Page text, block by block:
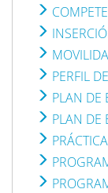
PERFIL
PLAN DE
PLAN DE